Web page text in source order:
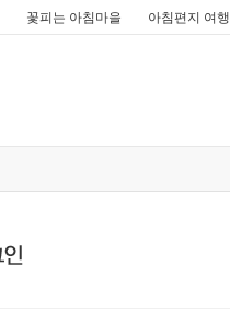
꽃피는 아침마을 아침편지 여행